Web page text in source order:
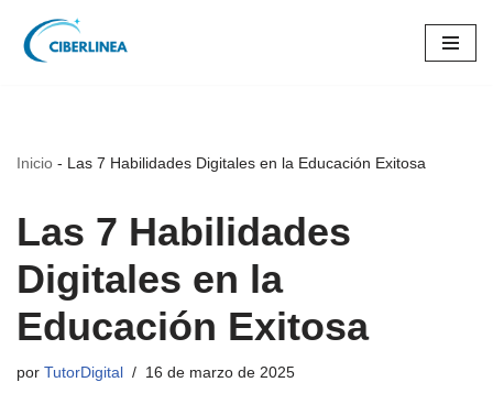
Saltar
Inicio - Las 7 Habilidades Digitales en la Educación Exitosa
Las 7 Habilidades
Digitales en la
Educación Exitosa
por TutorDigital 16 de marzo de 2025